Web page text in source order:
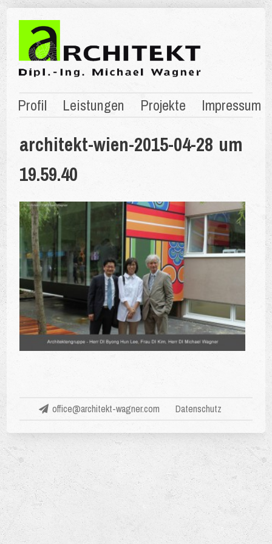
Profil Leistungen Projekte Impressum
architekt-wien-2015-04-28 um
19.59.40
office@architekt-wagner.com Datenschutz